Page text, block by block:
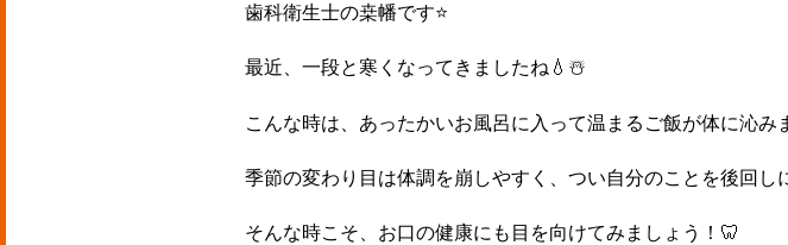
歯科衛生士の桒幡です⭐️
最近、一段と寒くなってきましたね💧☃️
こんな時は、あったかいお風呂に入って温まるご飯が体に沁み
季節の変わり目は体調を崩しやすく、つい自分のことを後回し
そんな時こそ、お口の健康にも目を向けてみましょう！🦷